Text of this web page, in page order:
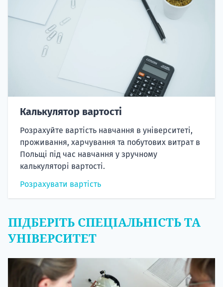
Калькулятор вартості
Розрахуйте вартість навчання в університеті,
проживання, харчування та побутових витрат в
Польщі під час навчання у зручному
калькуляторі вартості.
Розрахувати вартість
ПІДБЕРІТЬ СПЕЦІАЛЬНІСТЬ ТА
УНІВЕРСИТЕТ